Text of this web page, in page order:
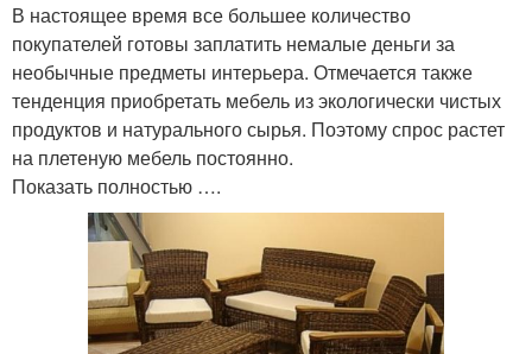
В настоящее время все большее количество
покупателей готовы заплатить немалые деньги за
необычные предметы интерьера. Отмечается также
тенденция приобретать мебель из экологически чистых
продуктов и натурального сырья. Поэтому спрос растет
на плетеную мебель постоянно.
Показать полностью ….